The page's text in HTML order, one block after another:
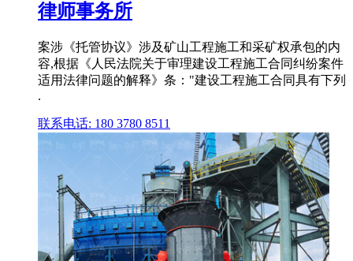
律师事务所
案涉《托管协议》涉及矿山工程施工和采矿权承包的内
容,根据《人民法院关于审理建设工程施工合同纠纷案件
适用法律问题的解释》条："建设工程施工合同具有下列
.
联系电话: 180 3780 8511